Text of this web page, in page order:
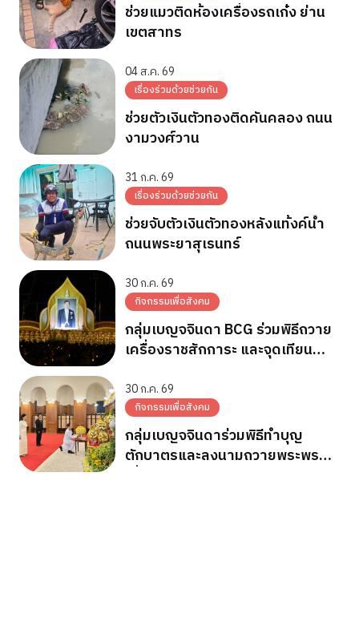
ช่วยแมวติดห้องเครื่องรถเก๋ง ย่าน
เขตสาทร
04 ส.ค. 69
เรื่องร่วมด้วยช่วยกัน
ช่วยตัวเงินตัวทองติดคันคลอง ถนน
งามวงศ์วาน
31 ก.ค. 69
เรื่องร่วมด้วยช่วยกัน
ช่วยจับตัวเงินตัวทองหลังแท้งค์น้ำ
ถนนพระยาสุเรนทร์
30 ก.ค. 69
กิจกรรมเพื่อสังคม
กลุ่มเบญจจินดา BCG ร่วมพิธีถวาย
เครื่องราชสักการะ และจุดเทียน
พระชนมพรรษา 28 ก.ค.2569
30 ก.ค. 69
กิจกรรมเพื่อสังคม
กลุ่มเบญจจินดาร่วมพิธีทำบุญ
ตักบาตรและลงนามถวายพระพร